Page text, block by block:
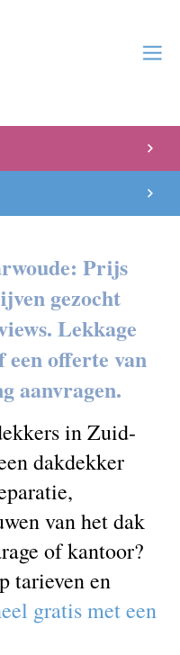
Prijs
gezocht
Lekkage
een offerte van
aanvragen.
in Zuid-
dakdekker
van het dak
of kantoor?
tarieven en
gratis met een